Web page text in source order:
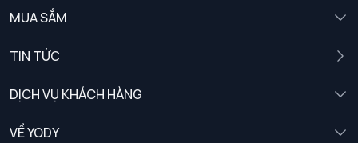
MUA SẮM
TIN TỨC
DỊCH VỤ KHÁCH HÀNG
Chính sách khách hàng thân thiết
VỀ YODY